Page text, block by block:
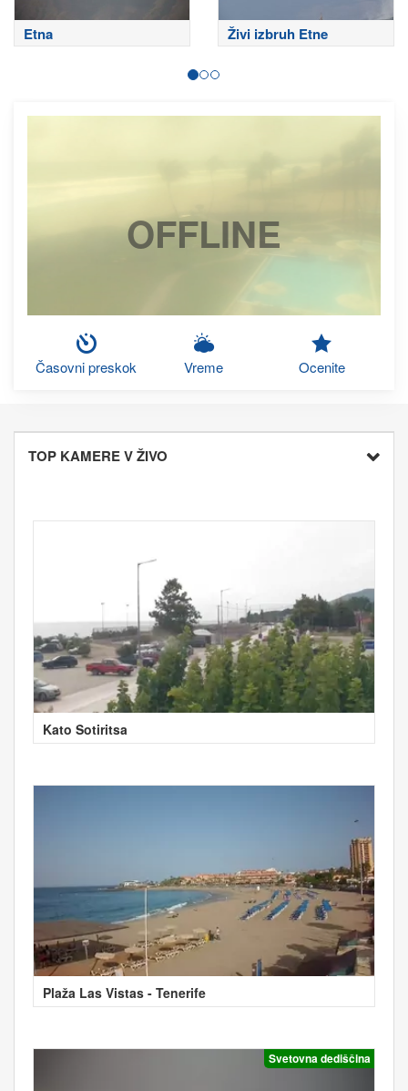
Etna Živi izbruh Etne
OFFLINE
Časovni preskok Vreme Ocenite
TOP KAMERE V ŽIVO
Kato Sotiritsa
Plaža Las Vistas - Tenerife
Svetovna dediščina